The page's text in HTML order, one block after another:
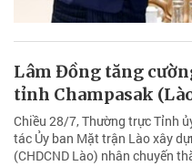
Lâm Đồng tăng
tỉnh Champasak
Chiều 28/7, Thường trực Tỉnh
tác Ủy ban Mặt trận Lào xây
(CHDCND Lào) nhân chuyến